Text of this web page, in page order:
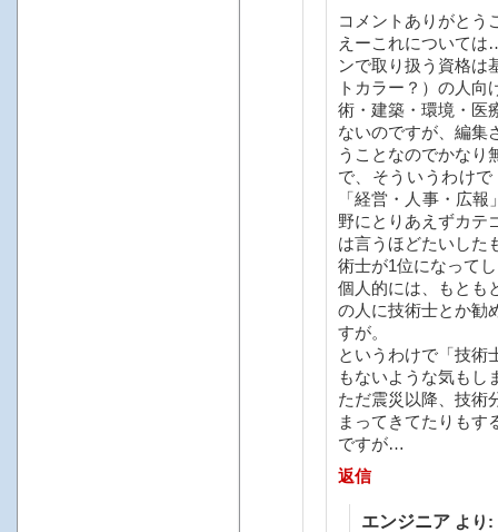
コメントありがとう
えーこれについて
ンで取り扱う資格は
トカラー？）の人
術・建築・環境・医
ないのですが、編集
うことなのでかなり
で、そういうわけ
「経営・人事・広
野にとりあえずカテ
は言うほどたいした
術士が1位になって
個人的には、もとも
の人に技術士とか勧
すが。
というわけで「技術
もないような気も
ただ震災以降、技術
まってきてたりもす
ですが…
返信
エンジニア より: